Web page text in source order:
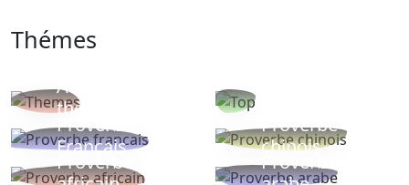
Thémes
Autres
thèmes
Proverbe
Français
Proverbe
chinois
Proverbe
Proverbe